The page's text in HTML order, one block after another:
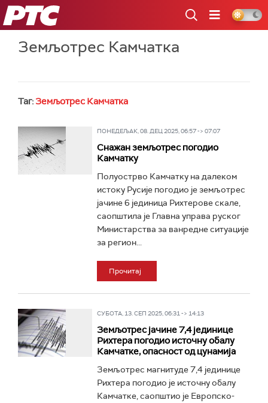
РТС
Земљотрес Камчатка
Таг: Земљотрес Камчатка
ПОНЕДЕЉАК, 08. ДЕЦ 2025, 06:57 -> 07:07
Снажан земљотрес погодио
Камчатку
Полуострво Камчатку на далеком
истоку Русије погодио је земљотрес
јачине 6 јединица Рихтерове скале,
саопштила је Главна управа руског
Министарства за ванредне ситуације
за регион...
Прочитај
СУБОТА, 13. СЕП 2025, 06:31 -> 14:13
Земљотрес јачине 7,4 јединице
Рихтера погодио источну обалу
Камчатке, опасност од цунамија
Земљотрес магнитуде 7,4 јединице
Рихтера погодио је источну обалу
Камчатке, саопштио је Европско-